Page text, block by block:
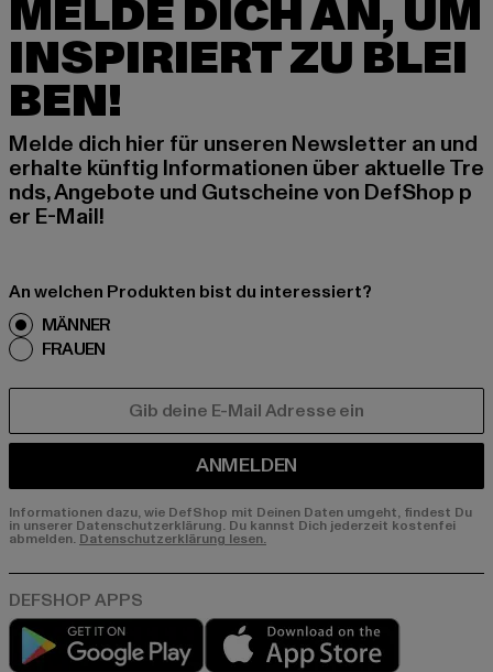
MELDE DICH AN, UM
INSPIRIERT ZU BLEI
BEN!
Melde dich hier für unseren Newsletter an und
erhalte künftig Informationen über aktuelle Tre
nds, Angebote und Gutscheine von DefShop p
er E-Mail!
An welchen Produkten bist du interessiert?
MÄNNER
FRAUEN
ANMELDEN
Informationen dazu, wie DefShop mit Deinen Daten umgeht, findest Du
in unserer Datenschutzerklärung. Du kannst Dich jederzeit kostenfei
abmelden. Datenschutzerklärung lesen.
Play market